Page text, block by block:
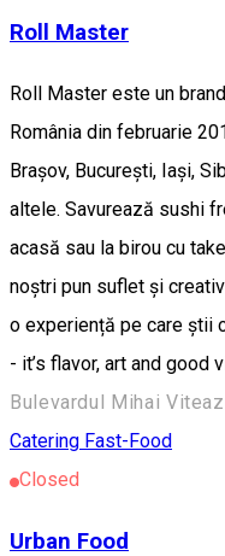
Roll Master
Roll Master este un
România din februarie
Brașov, București, Iași,
altele. Savurează sushi
acasă sau la birou cu
noștri pun suflet și
o experiență pe care știi
- it’s flavor, art and good
Bulevardul Mihai
Catering Fast-Food
Closed
Urban Food